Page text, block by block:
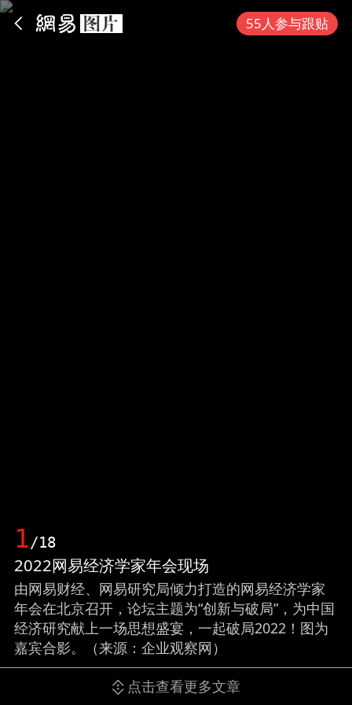
55人参与跟贴
1/18
2022网易经济学家年会现场
由网易财经、网易研究局倾力打造的网易经济学家
年会在北京召开，论坛主题为“创新与破局”，为中国
经济研究献上一场思想盛宴，一起破局2022！图为
嘉宾合影。（来源：企业观察网）
点击查看更多文章
App内打开